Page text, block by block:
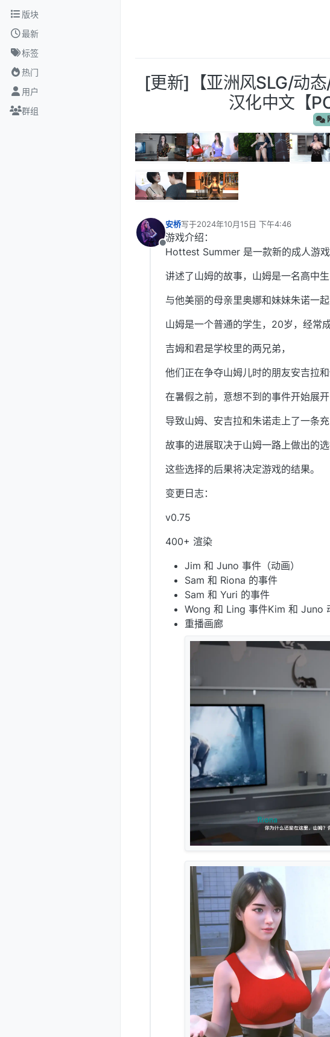
跳转至内容
版块
最新
标签
热门
用户
群组
[更新]【亚洲风SLG/动
汉化中文【
离线
安桥写于2024年10月15日 下午4:46
最后由 编辑
游戏介绍：
Hottest Summer 是一款新的成人游戏
讲述了山姆的故事，山姆是一名高中生
与他美丽的母亲里奥娜和妹妹朱诺一起
山姆是一个普通的学生，20岁，经常
吉姆和君是学校里的两兄弟，
他们正在争夺山姆儿时的朋友安吉拉和
在暑假之前，意想不到的事件开始展开
导致山姆、安吉拉和朱诺走上了一条充
故事的进展取决于山姆一路上做出的选
这些选择的后果将决定游戏的结果。
变更日志：
v0.75
400+ 渲染
Jim 和 Juno 事件（动画）
Sam 和 Riona 的事件
Sam 和 Yuri 的事件
Wong 和 Ling 事件Kim 和 Juno
重播画廊